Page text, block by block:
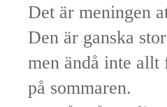
Det är meningen
Den är ganska
men ändå inte
på sommaren.